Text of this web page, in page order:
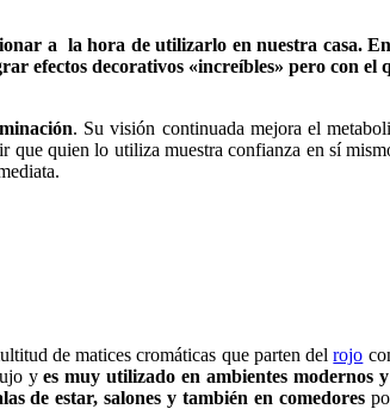
a la hora de utilizarlo en nuestra casa. En
efectos decorativos «increíbles» pero con
. Su visión continuada mejora el
quien lo utiliza muestra confianza en sí
de matices cromáticas que parten delrojo
yes muy utilizado en ambientes modernos
de estar, salones y también en comedores